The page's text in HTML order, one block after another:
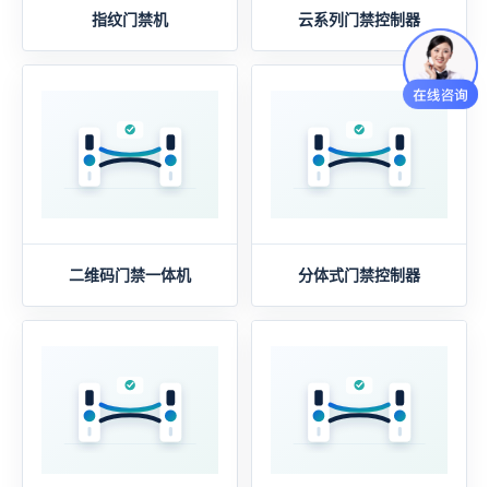
指纹门禁机 云系列门禁控制器
二维码门禁一体机 分体式门禁控制器